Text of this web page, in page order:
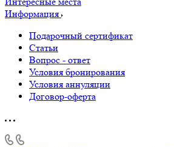
Информация
Подарочный сертификат
Статьи
Вопрос - ответ
Условия бронирования
Условия аннуляции
Договор-оферта